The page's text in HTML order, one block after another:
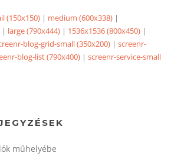
(150x150) | medium (600x338) |
| large (790x444) | 1536x1536 (800x450) |
blog-grid-small (350x200) |screenr-
blog-list (790x400) |screenr-service-small
műhelyébe